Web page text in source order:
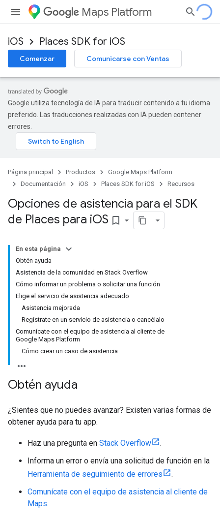
Maps Platform
iOS Places SDK for iOS
Comenzar Comunicarse con Ventas
Google utiliza tecnología de IA para traducir contenido a tu idioma
preferido. Las traducciones realizadas con IA pueden contener
errores.
Página principal Productos
Google Maps Platform
Documentación
iOS Places SDK for iOS Recursos
Opciones de asistencia para el SDK
de Places para iOS bookmark_border
En esta página
Obtén ayuda
Asistencia de la comunidad en Stack Overflow
Cómo informar un problema o solicitar una función
Elige el servicio de asistencia adecuado
Asistencia mejorada
Regístrate en un servicio de asistencia o cancélalo
Comunícate con el equipo de asistencia al cliente de
Google Maps Platform
Cómo crear un caso de asistencia
Obtén ayuda
¿Sientes que no puedes avanzar? Existen varias formas de
obtener ayuda para tu app.
Haz una pregunta en Stack Overflow
.
Informa un error o envía una solicitud de función en la
Herramienta de seguimiento de errores
.
Comunícate con el equipo de asistencia al cliente de
Maps.